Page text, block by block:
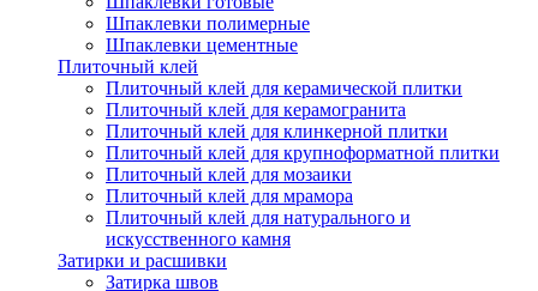
Шпаклевки полимерные
Шпаклевки цементные
Плиточный клей
Плиточный клей для керамической плитки
Плиточный клей для керамогранита
Плиточный клей для клинкерной плитки
Плиточный клей для крупноформатной плитки
Плиточный клей для мозаики
Плиточный клей для мрамора
Плиточный клей для натурального и
искусственного камня
Затирки и расшивки
Затирка швов